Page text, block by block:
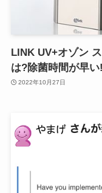
LINK UV+オゾン
は?除菌時間が早い!
2022年10月27日